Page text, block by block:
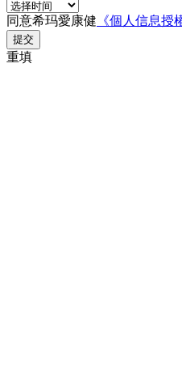
同意希玛愛康健 《個人信息授
提交
重填